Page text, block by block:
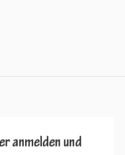
anmelden und